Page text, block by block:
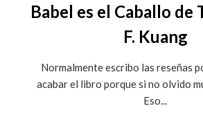
Babel es el Caballo de
F. Kuang
Normalmente escribo las reseñas
acabar el libro porque si no olvido
Eso...